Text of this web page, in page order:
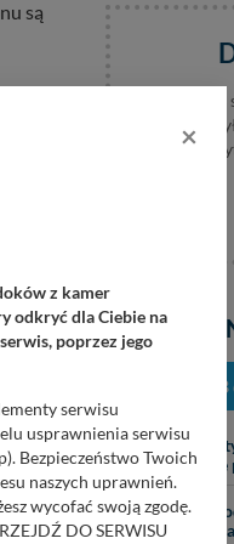
są
w
Jeśli
z ostatnich
07.08
wodzie
04.08
×
z kamer
odkryć dla Ciebie na
poprzez jego
serwisu
usprawnienia serwisu
Bezpieczeństwo Twoich
naszych uprawnień.
wycofać swoją zgodę.
DO SERWISU